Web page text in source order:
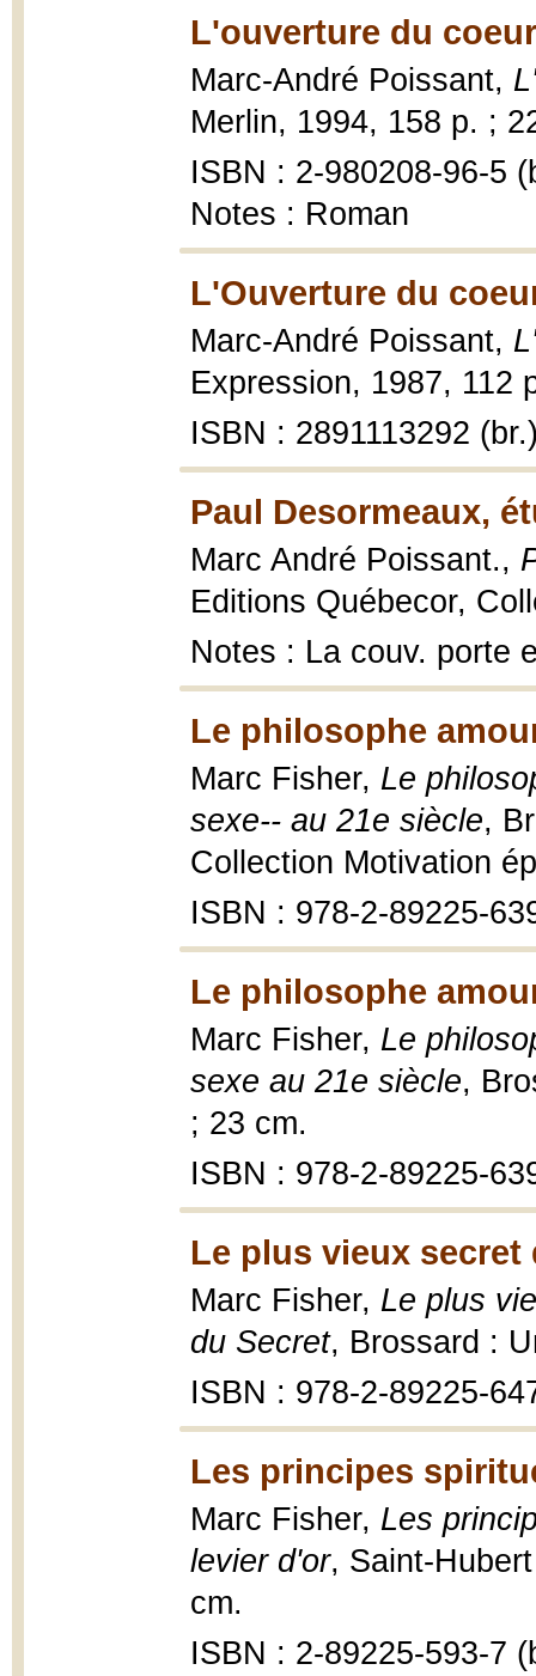
L'ouverture du
Marc-André Poissant,
Merlin, 1994, 158 p. ;
ISBN : 2-980208-96-5
Notes : Roman
L'Ouverture du
Marc-André Poissant,
Expression, 1987, 112
ISBN : 2891113292
Paul Desormeaux,
Marc André Poissant.,
Editions Québecor,
Notes : La couv. porte
Le philosophe
Marc Fisher, Le
sexe-- au 21e siècle,
Collection Motivation
ISBN : 978-2-89225-
Le philosophe
Marc Fisher, Le
sexe au 21e siècle,
; 23 cm.
ISBN : 978-2-89225-
Le plus vieux secret
Marc Fisher, Le plus
du Secret, Brossard :
ISBN : 978-2-89225-
Les principes
Marc Fisher, Les
levier d'or, Saint-
cm.
ISBN : 2-89225-593-7